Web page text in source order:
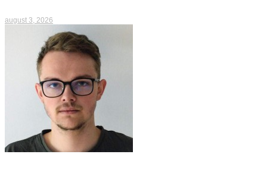
august 3, 2026